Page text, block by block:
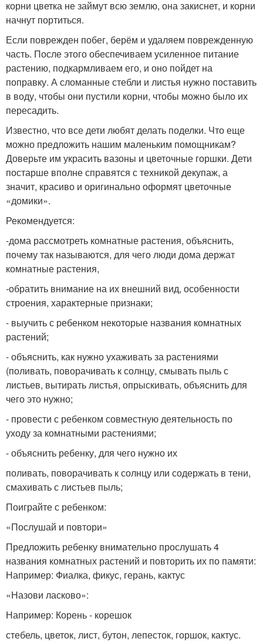
корни цветка не займут всю землю, она закиснет, и корни
начнут портиться.
Если поврежден побег, берём и удаляем поврежденную
часть. После этого обеспечиваем усиленное питание
растению, подкармливаем его, и оно пойдет на
поправку. А сломанные стебли и листья нужно поставить
в воду, чтобы они пустили корни, чтобы можно было их
пересадить.
Известно, что все дети любят делать поделки. Что еще
можно предложить нашим маленьким помощникам?
Доверьте им украсить вазоны и цветочные горшки. Дети
постарше вполне справятся с техникой декупаж, а
значит, красиво и оригинально оформят цветочные
«домики».
Рекомендуется:
-дома рассмотреть комнатные растения, объяснить,
почему так называются, для чего люди дома держат
комнатные растения,
-обратить внимание на их внешний вид, особенности
строения, характерные признаки;
- выучить с ребенком некоторые названия комнатных
растений;
- объяснить, как нужно ухаживать за растениями
(поливать, поворачивать к солнцу, смывать пыль с
листьев, вытирать листья, опрыскивать, объяснить для
чего это нужно;
- провести с ребенком совместную деятельность по
уходу за комнатными растениями;
- объяснить ребенку, для чего нужно их
поливать, поворачивать к солнцу или содержать в тени,
смахивать с листьев пыль;
Поиграйте с ребенком:
«Послушай и повтори»
Предложить ребенку внимательно прослушать 4
названия комнатных растений и повторить их по памяти:
Например: Фиалка, фикус, герань, кактус
«Назови ласково»:
Например: Корень - корешок
стебель, цветок, лист, бутон, лепесток, горшок, кактус.